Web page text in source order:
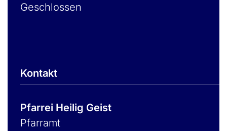
Geschlossen
Kontakt
Pfarrei Heilig Geist
Pfarramt